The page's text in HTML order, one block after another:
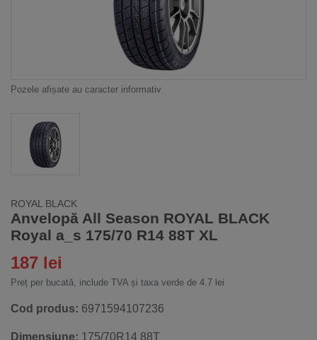
Pozele afișate au caracter informativ
ROYAL BLACK
Anvelopă All Season ROYAL BLACK
Royal a_s 175/70 R14 88T XL
187 lei
Preț per bucată, include TVA și taxa verde de 4.7 lei
Cod produs: 6971594107236
Dimensiune: 175/70R14 88T